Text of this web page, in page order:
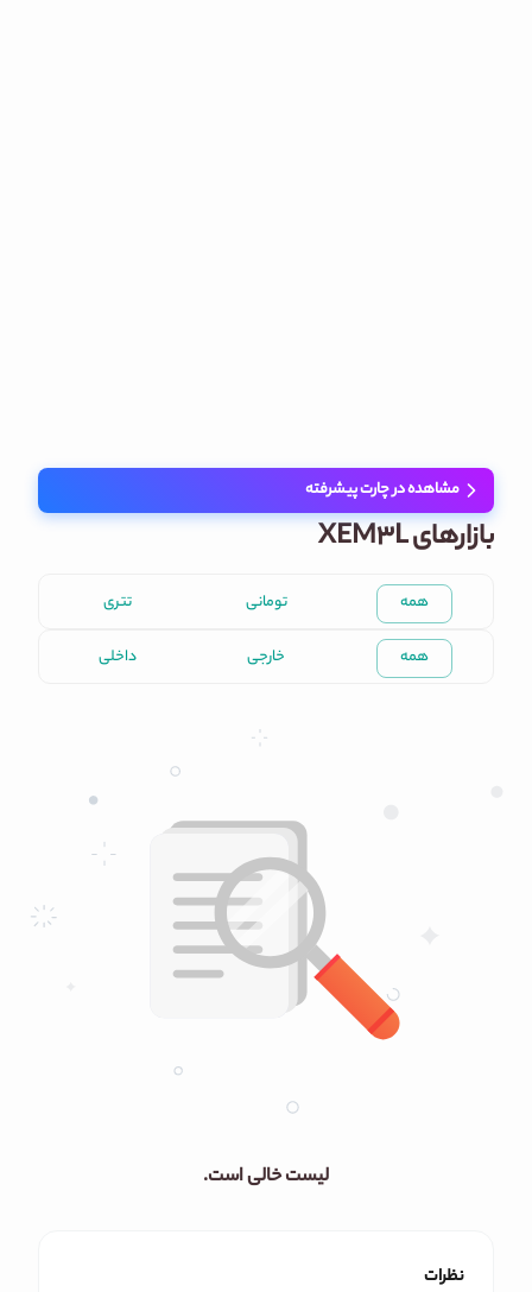
مشاهده در چارت پیشرفته
بازارهای XEM3L
همه تومانی تتری
همه خارجی داخلی
لیست خالی است.
نظرات